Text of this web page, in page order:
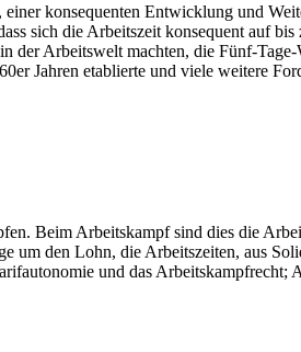
konsequenten Entwicklung und
sich die Arbeitszeit konsequent auf
Arbeitswelt machten, die Fünf-
Jahren etablierte und viele weitere
Beim Arbeitskampf sind dies die
den Lohn, die Arbeitszeiten, aus
und das